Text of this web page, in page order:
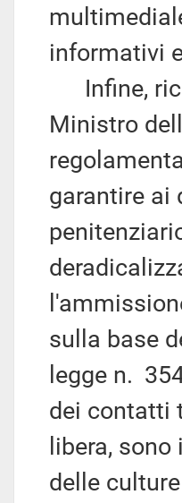
informativi
Infine,
Ministro
garantire ai
sulla base
legge n.
dei contatti
libera,
delle